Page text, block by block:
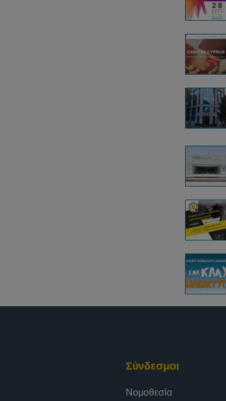
Σύνδεσμοι
Νομοθεσία